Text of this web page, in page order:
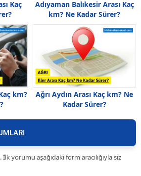
Kaç
Adıyaman Balıkesir Arası Kaç
km? Ne Kadar Sürer?
km?
Ağrı Aydın Arası Kaç km? Ne
Kadar Sürer?
yorumu aşağıdaki form aracılığıyla siz